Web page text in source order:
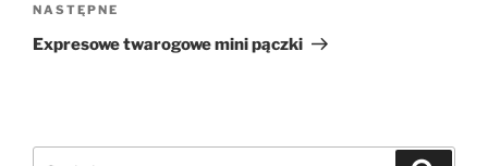
Następny
wpis
NASTĘPNE
Expresowe twarogowe mini pączki